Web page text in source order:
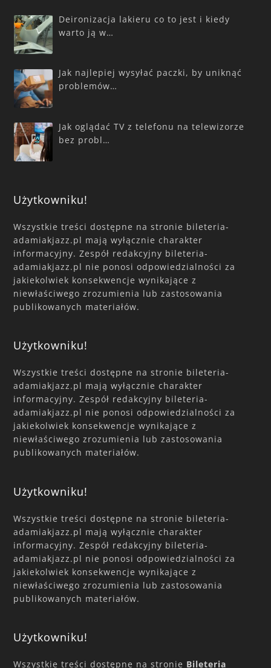
Deironizacja lakieru co to jest i kiedy
warto ją w…
Jak najlepiej wysyłać paczki, by uniknąć
problemów…
Jak oglądać TV z telefonu na telewizorze
bez probl…
Użytkowniku!
Wszystkie treści dostępne na stronie bileteria-
adamiakjazz.pl mają wyłącznie charakter
informacyjny. Zespół redakcyjny bileteria-
adamiakjazz.pl nie ponosi odpowiedzialności za
jakiekolwiek konsekwencje wynikające z
niewłaściwego zrozumienia lub zastosowania
publikowanych materiałów.
Użytkowniku!
Wszystkie treści dostępne na stronie bileteria-
adamiakjazz.pl mają wyłącznie charakter
informacyjny. Zespół redakcyjny bileteria-
adamiakjazz.pl nie ponosi odpowiedzialności za
jakiekolwiek konsekwencje wynikające z
niewłaściwego zrozumienia lub zastosowania
publikowanych materiałów.
Użytkowniku!
Wszystkie treści dostępne na stronie bileteria-
adamiakjazz.pl mają wyłącznie charakter
informacyjny. Zespół redakcyjny bileteria-
adamiakjazz.pl nie ponosi odpowiedzialności za
jakiekolwiek konsekwencje wynikające z
niewłaściwego zrozumienia lub zastosowania
publikowanych materiałów.
Użytkowniku!
Wszystkie treści dostępne na stronie Bileteria